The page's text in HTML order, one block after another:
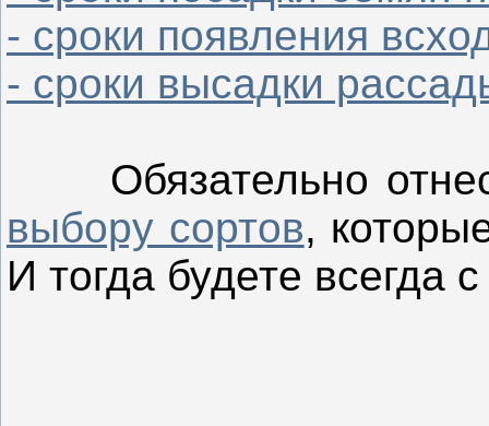
- сроки появления
- сроки высадки
Обязательно
выбору сортов,
И тогда будете всегда